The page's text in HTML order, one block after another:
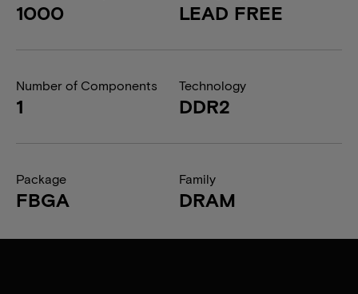
1000 LEAD FREE
Number of Components
1
Technology
DDR2
Package
FBGA
Family
DRAM